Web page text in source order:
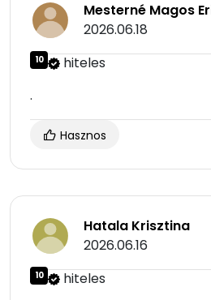
Mesterné Magos
2026.06.18
10
hiteles
.
Hasznos
Hatala Krisztina
2026.06.16
10
hiteles